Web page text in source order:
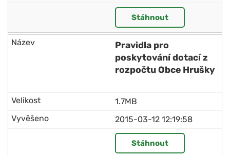
Stáhnout
Pravidla pro
poskytování dotací z
rozpočtu Obce Hrušky
1.7MB
2015-03-12 12:19:58
Stáhnout